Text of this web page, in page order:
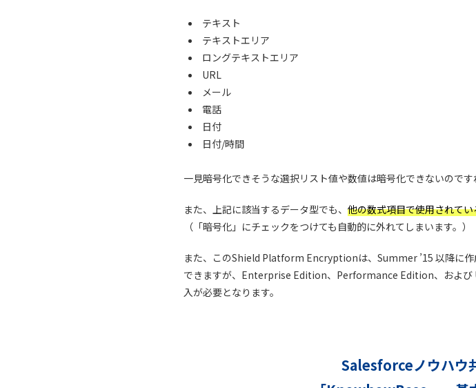
テキスト
テキストエリア
ロングテキストエリア
URL
メール
電話
日付
日付/時間
一見暗号化できそうな選択リスト値や数値は暗号化できないのです
また、上記に該当するデータ型でも、 他の数式項目で使用されて
（「暗号化」にチェックをつけても自動的に外れてしまいます。）
また、このShield Platform Encryptionは、Summer ’15 以降に
できますが、Enterprise Edition、Performance Edition、およ
入が必要となります。
Salesforceノウハウ